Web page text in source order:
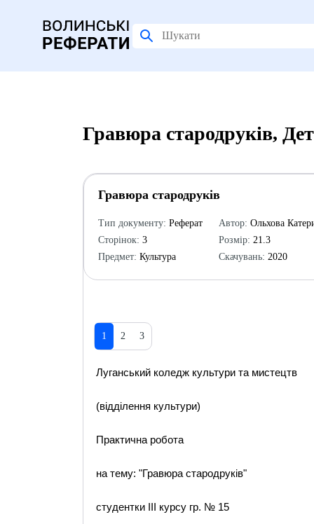
Гравюра стародруків,
Гравюра стародруків
Тип документу: Реферат
Сторінок: 3
Предмет: Культура
Автор: Ольхова
Розмір: 21.3
Скачувань: 2020
1 2 3
Луганський коледж культури та мистецтв
(відділення культури)
Практична робота
на тему: "Гравюра стародруків"
студентки ІІІ курсу гр. № 15